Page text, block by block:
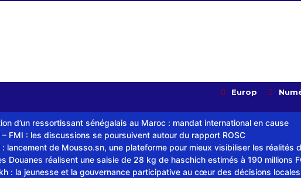
Europ
d’un ressortissant sénégalais au Maroc : mandat international en cause
– FMI : les discussions se poursuivent autour du rapport ROSC
: lancement de Mousso.sn, une plateforme pour mieux visibiliser les réalités
Douanes réalisent une saisie de 28 kg de haschich estimés à 190 millions
: la jeunesse et la gouvernance participative au cœur des décisions locales